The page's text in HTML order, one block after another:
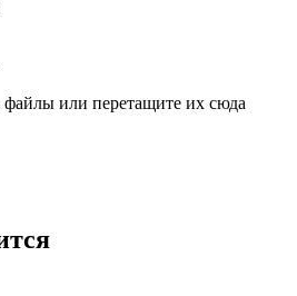
или перетащите их сюда